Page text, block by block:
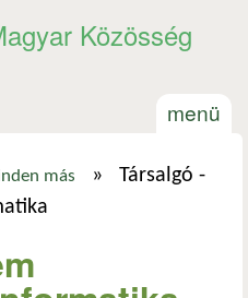
Közösség
menü
más »
Társalgó -